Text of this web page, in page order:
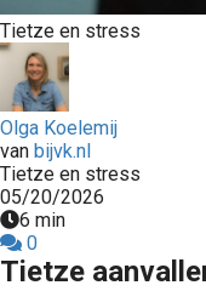
Tietze en stress
Olga Koelemij
van bijvk.nl
Tietze en stress
05/20/2026
6 min
0
Tietze